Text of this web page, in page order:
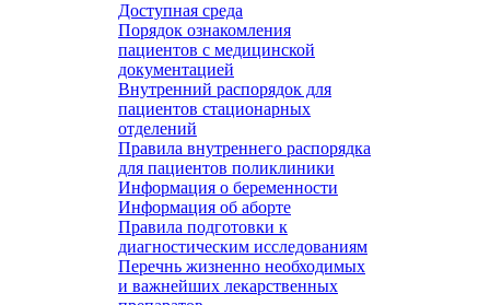
Доступная среда
Порядок ознакомления
пациентов с медицинской
документацией
Внутренний распорядок для
пациентов стационарных
отделений
Правила внутреннего распорядка
для пациентов поликлиники
Информация о беременности
Информация об аборте
Правила подготовки к
диагностическим исследованиям
Перечнь жизненно необходимых
и важнейших лекарственных